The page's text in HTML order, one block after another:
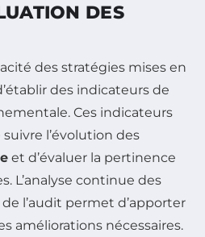
DES
des stratégies mises en
des indicateurs de
Ces indicateurs
l’évolution des
et d’évaluer la pertinence
L’analyse continue des
l’audit permet d’apporter
améliorations nécessaires.